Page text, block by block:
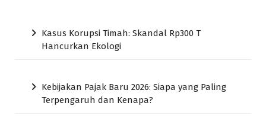
Kasus Korupsi Timah: Skandal Rp300 T
Hancurkan Ekologi
Kebijakan Pajak Baru 2026: Siapa yang Paling
Terpengaruh dan Kenapa?